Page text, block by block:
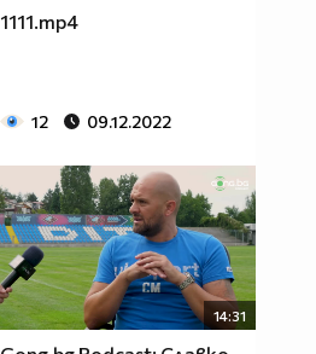
1111.mp4
12 09.12.2022
14:31